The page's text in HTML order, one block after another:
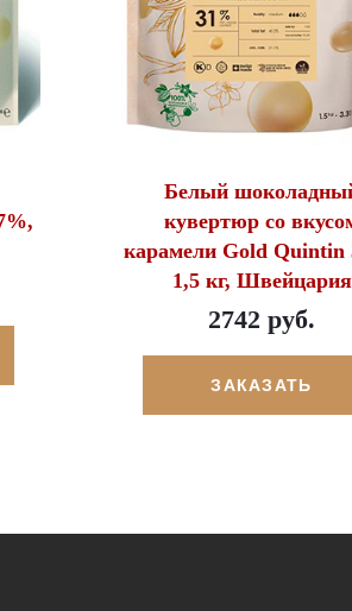
Белый
кувертюр со
карамели Gold Quintin
1,5 кг, Швейцария
2742 руб.
ЗАКАЗАТЬ